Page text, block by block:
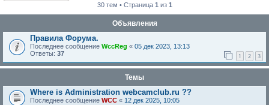
30 тем • Страница 1 из 1
Объявления
Правила Форума.
Последнее сообщение WccReg « 05 дек 2023, 13:13
Ответы: 37 1 2 3
Темы
Where is Administration webcamclub.ru ??
Последнее сообщение WCC « 12 дек 2025, 10:05